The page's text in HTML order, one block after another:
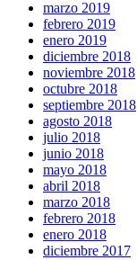
marzo 2019
febrero 2019
enero 2019
diciembre 2018
noviembre 2018
octubre 2018
septiembre 2018
agosto 2018
julio 2018
junio 2018
mayo 2018
abril 2018
marzo 2018
febrero 2018
enero 2018
diciembre 2017